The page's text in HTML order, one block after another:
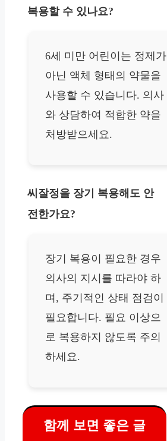
복용할 수 있나요?
6세 미만 어린이는 정제가
아닌 액체 형태의 약물을
사용할 수 있습니다. 의사
와 상담하여 적합한 약을
처방받으세요.
씨잘정을 장기 복용해도 안
전한가요?
장기 복용이 필요한 경우
의사의 지시를 따라야 하
며, 주기적인 상태 점검이
필요합니다. 필요 이상으
로 복용하지 않도록 주의
하세요.
함께 보면 좋은 글